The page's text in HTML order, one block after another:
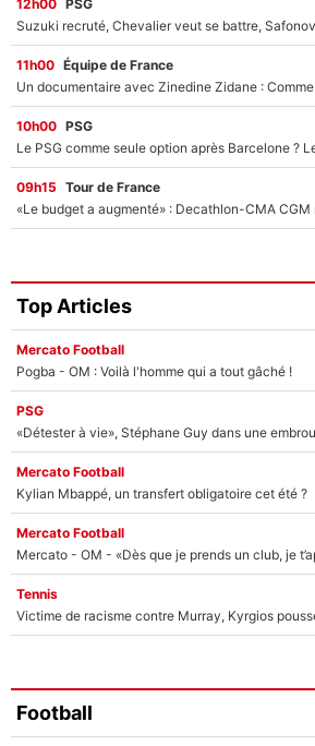
12h00 PSG
11h00 Équipe de France
10h00 PSG
09h15 Tour de France
Top Articles
Mercato Football
Pogba - OM : Voilà l'homme qui a tout gâché !
PSG
«Détester à vie», Stéphane Guy dans une
Mercato Football
Kylian Mbappé, un transfert obligatoire cet été ?
Mercato Football
Tennis
Football